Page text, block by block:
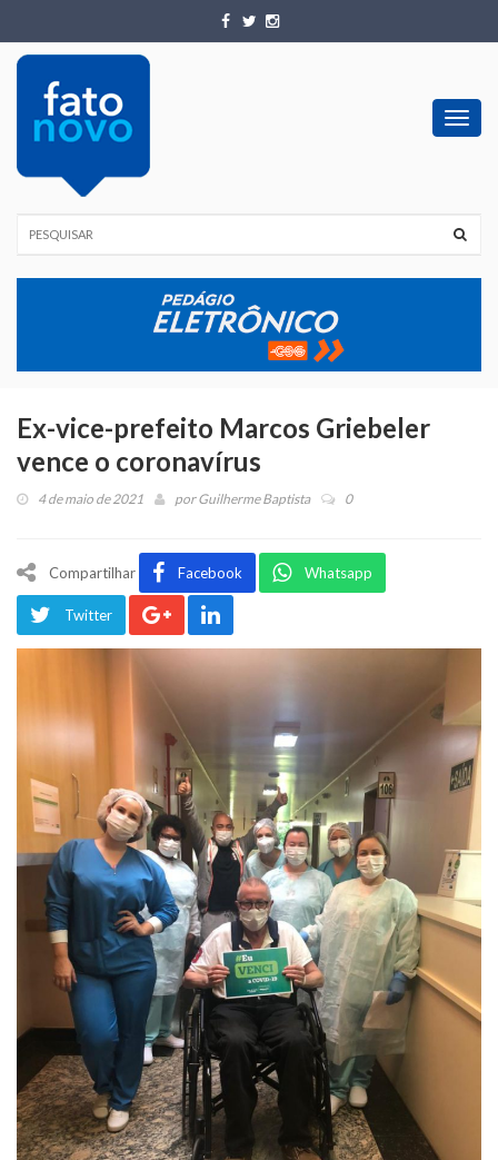
Ex-vice-prefeito Marcos Griebeler
vence o coronavírus
4 de maio de 2021 porGuilherme Baptista 0
Compartilhar Facebook Whatsapp
Twitter